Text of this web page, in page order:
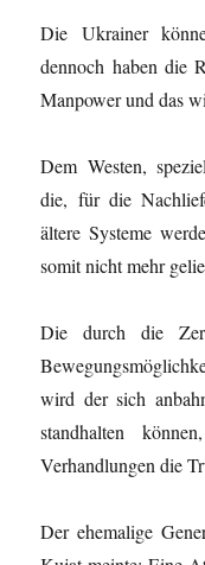
Die Ukrainer
dennoch haben die
Manpower und das
Dem Westen,
die, für die
ältere Systeme
somit nicht mehr
Die durch die
wird der sich
standhalten
Verhandlungen die
Der ehemalige